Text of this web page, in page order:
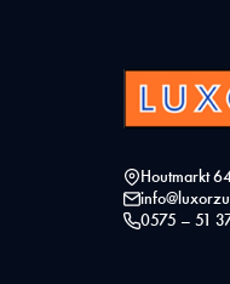
Houtmarkt
0575 – 51